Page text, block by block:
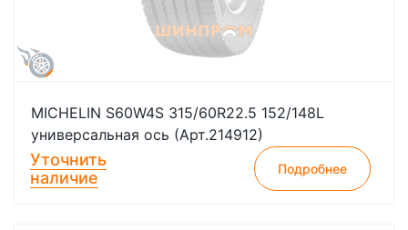
MICHELIN S60W4S 315/60R22.5 152/148L
универсальная ось (Арт.214912)
Уточнить
наличие
Подробнее